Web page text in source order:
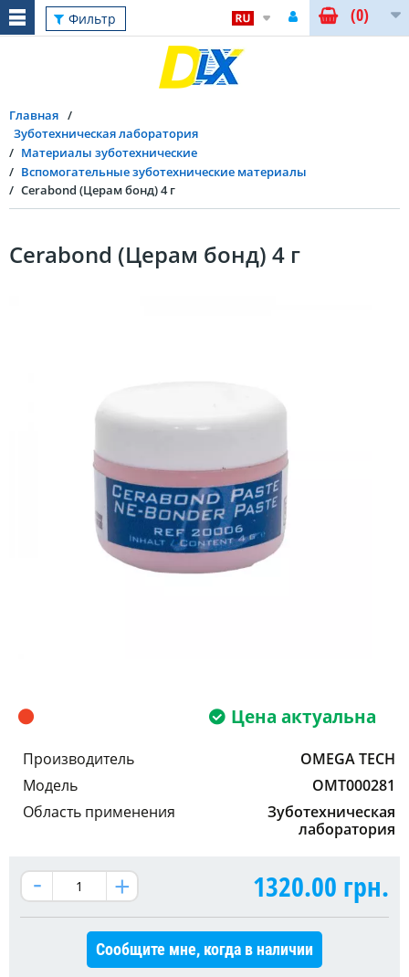
Фильтр (0)
Главная
Зуботехническая лаборатория
Материалы зуботехнические
Вспомогательные зуботехнические материалы
Cerabond (Церам бонд) 4 г
Cerabond (Церам бонд) 4 г
Цена актуальна
Производитель
OMEGA TECH
Модель
OMT000281
Область применения
Зуботехническая
лаборатория
1320.00 грн.
Сообщите мне, когда в наличии